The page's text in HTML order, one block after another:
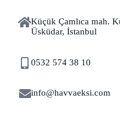
Küçük Çamlıca mah.
Üsküdar, İstanbul
0532 574 38 10
info@havvaeksi.com